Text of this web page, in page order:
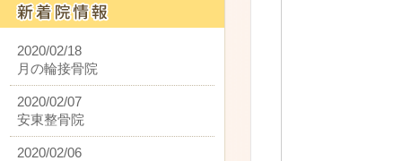
2020/02/18
月の輪接骨院
2020/02/07
安東整骨院
2020/02/06